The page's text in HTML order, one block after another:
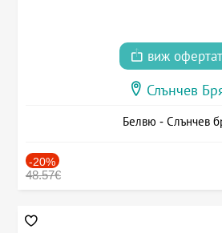
виж
Слънчев
Белвю - Слънчев
-20%
48.57€